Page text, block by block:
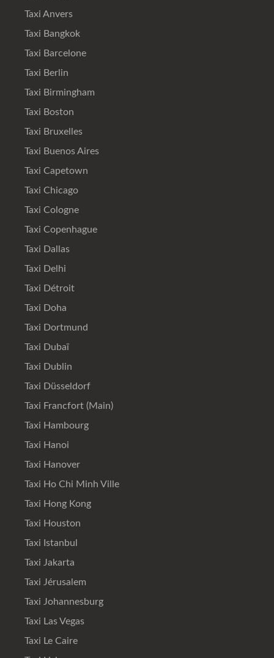
Taxi Anvers
Taxi Bangkok
Taxi Barcelone
Taxi Berlin
Taxi Birmingham
Taxi Boston
Taxi Bruxelles
Taxi Buenos Aires
Taxi Capetown
Taxi Chicago
Taxi Cologne
Taxi Copenhague
Taxi Dallas
Taxi Delhi
Taxi Détroit
Taxi Doha
Taxi Dortmund
Taxi Dubaï
Taxi Dublin
Taxi Düsseldorf
Taxi Francfort (Main)
Taxi Hambourg
Taxi Hanoi
Taxi Hanover
Taxi Ho Chi Minh Ville
Taxi Hong Kong
Taxi Houston
Taxi Istanbul
Taxi Jakarta
Taxi Jérusalem
Taxi Johannesburg
Taxi Las Vegas
Taxi Le Caire